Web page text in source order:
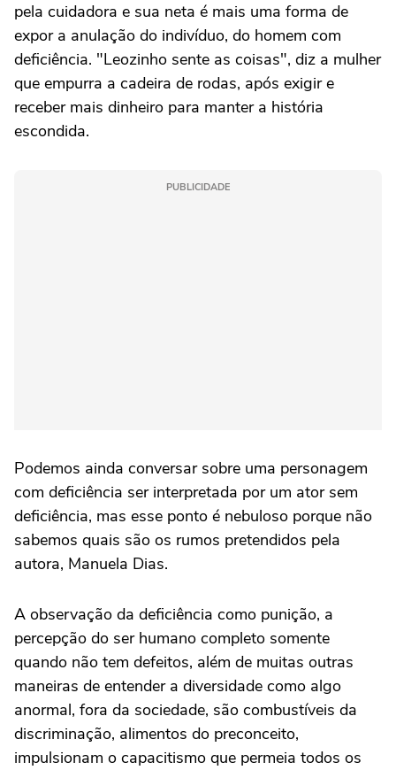
pela cuidadora e sua neta é mais uma forma de
expor a anulação do indivíduo, do homem com
deficiência. "Leozinho sente as coisas", diz a mulher
que empurra a cadeira de rodas, após exigir e
receber mais dinheiro para manter a história
escondida.
PUBLICIDADE
Podemos ainda conversar sobre uma personagem
com deficiência ser interpretada por um ator sem
deficiência, mas esse ponto é nebuloso porque não
sabemos quais são os rumos pretendidos pela
autora, Manuela Dias.
A observação da deficiência como punição, a
percepção do ser humano completo somente
quando não tem defeitos, além de muitas outras
maneiras de entender a diversidade como algo
anormal, fora da sociedade, são combustíveis da
discriminação, alimentos do preconceito,
impulsionam o capacitismo que permeia todos os